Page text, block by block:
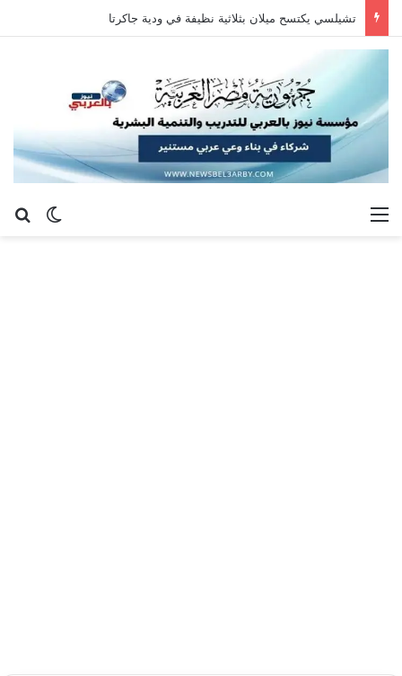
تشيلسي يكتسح ميلان بثلاثية نظيفة في ودية جاكرتا
الوضع القائمة